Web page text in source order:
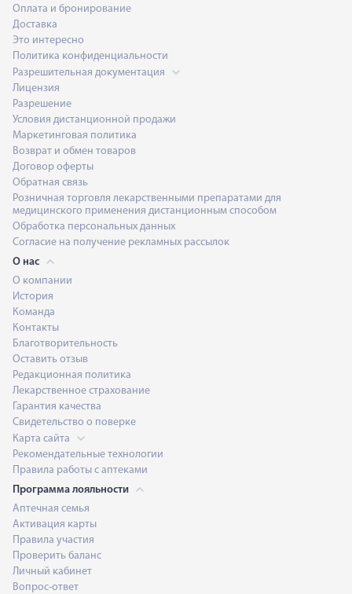
Оплата и бронирование
Доставка
Это интересно
Политика конфиденциальности
Разрешительная документация
Лицензия
Разрешение
Условия дистанционной продажи
Маркетинговая политика
Возврат и обмен товаров
Договор оферты
Обратная связь
Розничная торговля лекарственными препаратами для
медицинского применения дистанционным способом
Обработка персональных данных
Согласие на получение рекламных рассылок
О нас
О компании
История
Команда
Контакты
Благотворительность
Оставить отзыв
Редакционная политика
Лекарственное страхование
Гарантия качества
Свидетельство о поверке
Карта сайта
Рекомендательные технологии
Правила работы с аптеками
Программа лояльности
Аптечная семья
Активация карты
Правила участия
Проверить баланс
Личный кабинет
Вопрос-ответ